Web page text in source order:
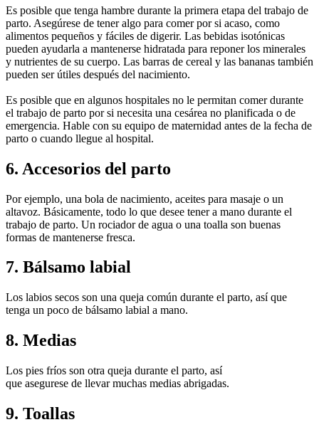
Es posible que tenga hambre durante la primera etapa del trabajo de
parto. Asegúrese de tener algo para comer por si acaso, como
alimentos pequeños y fáciles de digerir. Las bebidas isotónicas
pueden ayudarla a mantenerse hidratada para reponer los minerales
y nutrientes de su cuerpo. Las barras de cereal y las bananas también
pueden ser útiles después del nacimiento.
Es posible que en algunos hospitales no le permitan comer durante
el trabajo de parto por si necesita una cesárea no planificada o de
emergencia. Hable con su equipo de maternidad antes de la fecha de
parto o cuando llegue al hospital.
6. Accesorios del parto
Por ejemplo, una bola de nacimiento, aceites para masaje o un
altavoz. Básicamente, todo lo que desee tener a mano durante el
trabajo de parto. Un rociador de agua o una toalla son buenas
formas de mantenerse fresca.
7. Bálsamo labial
Los labios secos son una queja común durante el parto, así que
tenga un poco de bálsamo labial a mano.
8. Medias
Los pies fríos son otra queja durante el parto, así
que asegurese de llevar muchas medias abrigadas.
9. Toallas